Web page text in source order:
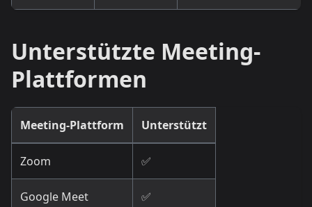
Unterstützte Meeting-
Plattformen
Meeting-Plattform Unterstützt
Zoom ✅
Google Meet ✅